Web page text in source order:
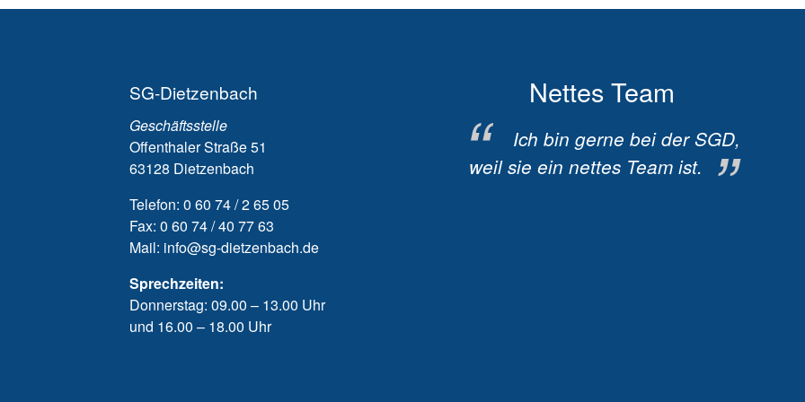
SG-Dietzenbach
Geschäftsstelle
Offenthaler Straße 51
63128 Dietzenbach
Telefon: 0 60 74 / 2 65 05
Fax: 0 60 74 / 40 77 63
Mail: info@sg-dietzenbach.de
Sprechzeiten:
Donnerstag: 09.00 – 13.00 Uhr
und 16.00 – 18.00 Uhr
Neue Freunde
Die SG ist mein Verein,
weil ich da viele Freunde
kennengelernt habe
Nettes Team
Ich bin gerne bei der SGD,
weil sie ein nettes Team ist.